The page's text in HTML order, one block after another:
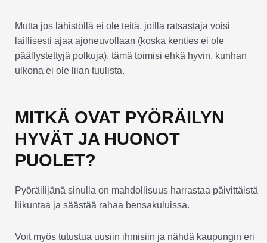
Mutta jos lähistöllä ei ole teitä, joilla ratsastaja voisi
laillisesti ajaa ajoneuvollaan (koska kenties ei ole
päällystettyjä polkuja), tämä toimisi ehkä hyvin, kunhan
ulkona ei ole liian tuulista.
MITKÄ OVAT PYÖRÄILYN
HYVÄT JA HUONOT
PUOLET?
Pyöräilijänä sinulla on mahdollisuus harrastaa päivittäistä
liikuntaa ja säästää rahaa bensakuluissa.
Voit myös tutustua uusiin ihmisiin ja nähdä kaupungin eri